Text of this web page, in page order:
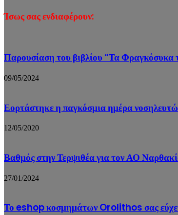
Ίσως σας ενδιαφέρουν:
Παρουσίαση του βιβλίου “Τα
09/05/2024
Εορτάστηκε η παγκόσμια ημέρα
12/05/2020
Βαθμός στην Τερψιθέα για τον ΑΟ
27/01/2024
Το eshop κοσμημάτων Orolithos σας